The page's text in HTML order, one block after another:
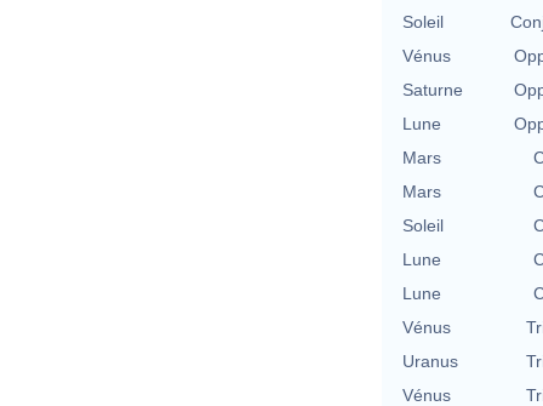
Soleil
Vénus
Saturne
Lune
Mars
Mars
Soleil
Lune
Lune
Vénus
Uranus
Vénus